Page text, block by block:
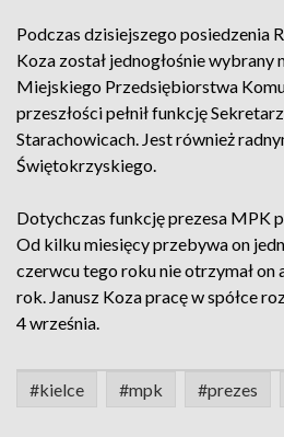
Podczas dzisiejszego posiedzenia
Koza został jednogłośnie wybrany
Miejskiego Przedsiębiorstwa
przeszłości pełnił funkcję
Starachowicach. Jest również
Świętokrzyskiego.
Dotychczas funkcję prezesa MPK
Od kilku miesięcy przebywa on
czerwcu tego roku nie otrzymał on
rok. Janusz Koza pracę w spółce
4 września.
#kielce #mpk #prezes